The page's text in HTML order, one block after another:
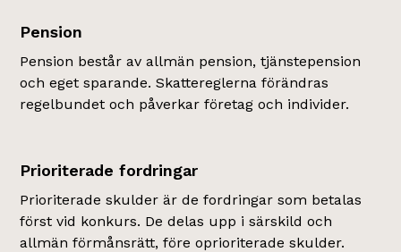
Pension
Pension består av allmän pension, tjänstepension
och eget sparande. Skattereglerna förändras
regelbundet och påverkar företag och individer.
Prioriterade fordringar
Prioriterade skulder är de fordringar som betalas
först vid konkurs. De delas upp i särskild och
allmän förmånsrätt, före oprioriterade skulder.